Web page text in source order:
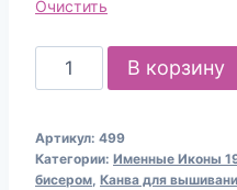
Очистить
Количество
товара
для
вышивания
В корзину
Артикул: 499
Категории: Именные Иконы
бисером Канва для